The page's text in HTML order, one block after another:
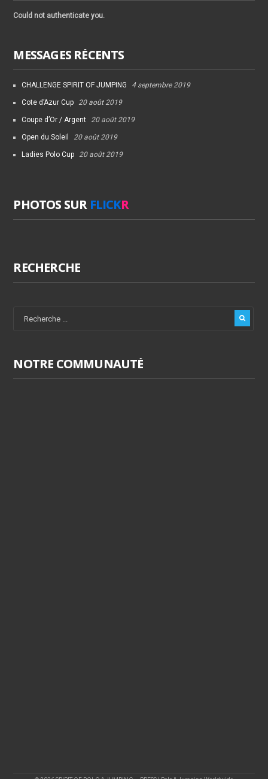
Could not authenticate you.
MESSAGES RÉCENTS
CHALLENGE SPIRIT OF JUMPING 4 septembre 2019
Cote d’Azur Cup 20 août 2019
Coupe d’Or / Argent 20 août 2019
Open du Soleil 20 août 2019
Ladies Polo Cup 20 août 2019
PHOTOS SUR FLICKR
RECHERCHE
NOTRE COMMUNAUTÉ